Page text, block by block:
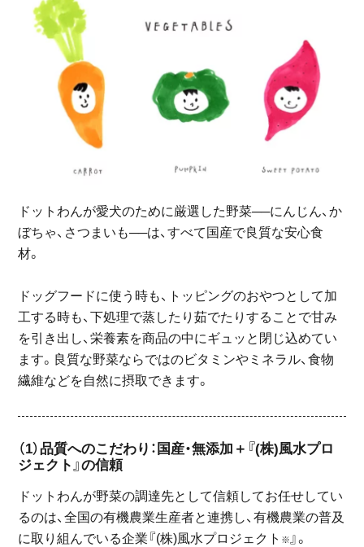
ドットわんが愛犬のために厳選した野菜──にんじん、か
ぼちゃ、さつまいも──は、すべて国産で良質な安心食
材。
ドッグフードに使う時も、トッピングのおやつとして加
工する時も、下処理で蒸したり茹でたりすることで甘み
を引き出し、栄養素を商品の中にギュッと閉じ込めてい
ます。良質な野菜ならではのビタミンやミネラル、食物
繊維などを自然に摂取できます。
（1）品質へのこだわり：国産・無添加＋『(株)風水プロ
ジェクト』の信頼
ドットわんが野菜の調達先として信頼してお任せしてい
るのは、全国の有機農業生産者と連携し、有機農業の普及
に取り組んでいる企業『(株)風水プロジェクト ※』。